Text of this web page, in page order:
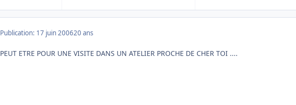
Publication: 17 juin 200620 ans
PEUT ETRE POUR UNE VISITE DANS UN ATELIER PROCHE DE CHER TOI ....